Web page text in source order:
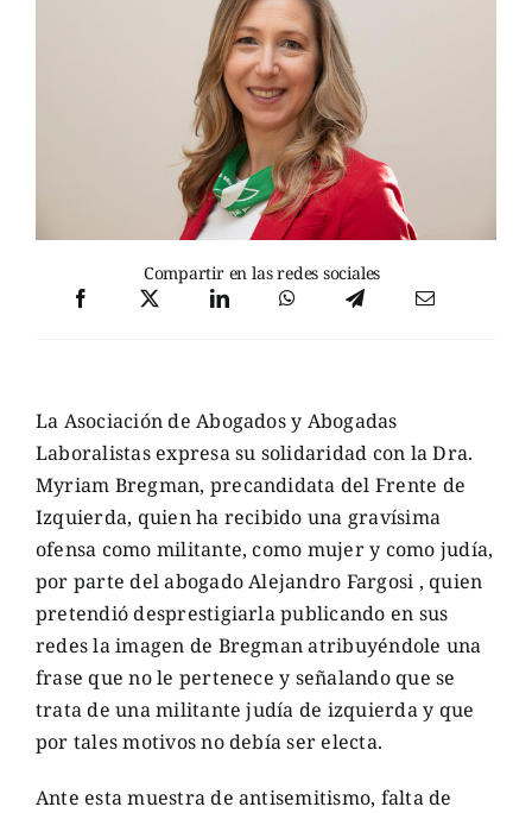
Compartir en las redes sociales
La Asociación de Abogados y Abogadas
Laboralistas expresa su solidaridad con la Dra.
Myriam Bregman, precandidata del Frente de
Izquierda, quien ha recibido una gravísima
ofensa como militante, como mujer y como judía,
por parte del abogado Alejandro Fargosi , quien
pretendió desprestigiarla publicando en sus
redes la imagen de Bregman atribuyéndole una
frase que no le pertenece y señalando que se
trata de una militante judía de izquierda y que
por tales motivos no debía ser electa.
Ante esta muestra de antisemitismo, falta de